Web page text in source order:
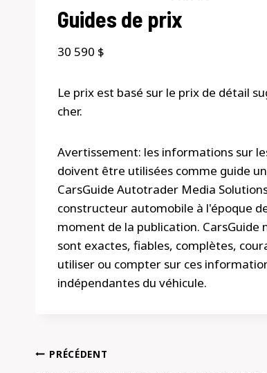
Guides de prix
30 590 $
Le prix est basé sur le prix de détail
cher.
Avertissement: les informations sur
doivent être utilisées comme guide
CarsGuide Autotrader Media
constructeur automobile à l'époque
moment de la publication.
sont exactes, fiables, complètes,
utiliser ou compter sur ces
indépendantes du véhicule.
Navigation
PRÉCÉDENT